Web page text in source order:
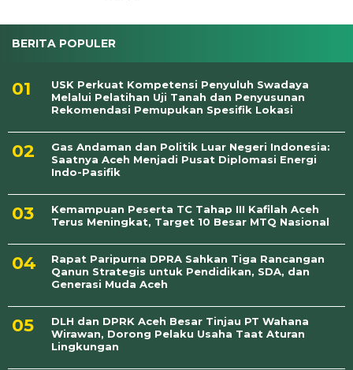
BERITA POPULER
USK Perkuat Kompetensi Penyuluh Swadaya
Melalui Pelatihan Uji Tanah dan Penyusunan
Rekomendasi Pemupukan Spesifik Lokasi
Gas Andaman dan Politik Luar Negeri Indonesia:
Saatnya Aceh Menjadi Pusat Diplomasi Energi
Indo-Pasifik
Kemampuan Peserta TC Tahap III Kafilah Aceh
Terus Meningkat, Target 10 Besar MTQ Nasional
Rapat Paripurna DPRA Sahkan Tiga Rancangan
Qanun Strategis untuk Pendidikan, SDA, dan
Generasi Muda Aceh
DLH dan DPRK Aceh Besar Tinjau PT Wahana
Wirawan, Dorong Pelaku Usaha Taat Aturan
Lingkungan